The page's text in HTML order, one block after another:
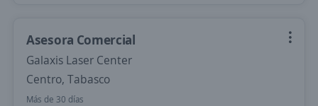
Asesora Comercial
Galaxis Laser Center
Centro, Tabasco
Más de 30 días